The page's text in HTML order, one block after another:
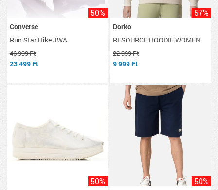
50%
Converse
Run Star Hike JWA
46 999 Ft
23 499 Ft
57%
Dorko
RESOURCE HOODIE WOMEN
22 999 Ft
9 999 Ft
50% 50%